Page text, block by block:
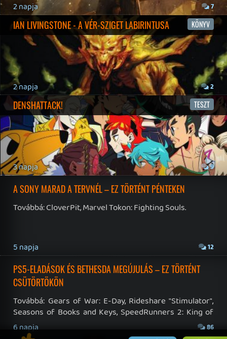
Twitter | Patreon